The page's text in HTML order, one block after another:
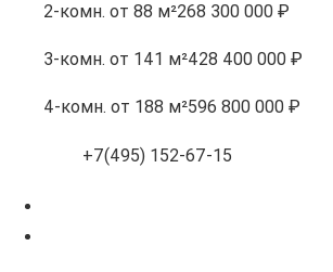
2-комн. от 88 м²268 300 000 ₽
3-комн. от 141 м²428 400 000 ₽
4-комн. от 188 м²596 800 000 ₽
+7(495) 152-67-15